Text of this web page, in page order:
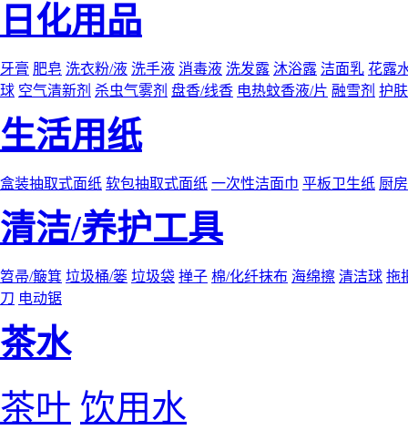
日化用品
牙膏 肥皂 洗衣粉/液 洗手液 消毒液 洗发露 沐浴露 洁面乳 花露
球 空气清新剂 杀虫气雾剂 盘香/线香 电热蚊香液/片 融雪剂 护
生活用纸
盒装抽取式面纸 软包抽取式面纸 一次性洁面巾 平板卫生纸 厨
清洁/养护工具
笤帚/簸箕 垃圾桶/篓 垃圾袋 掸子 棉/化纤抹布 海绵擦 清洁球 拖
刀 电动锯
茶水
茶叶 饮用水